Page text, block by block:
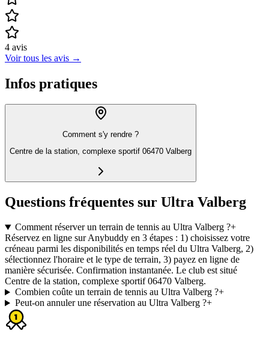
4 avis
Voir tous les avis →
Infos pratiques
Comment s'y rendre ?
Centre de la station, complexe sportif 06470 Valberg
Questions fréquentes sur Ultra Valberg
Comment réserver un terrain de tennis au Ultra Valberg ?+
Réservez en ligne sur Anybuddy en 3 étapes : 1) choisissez votre
créneau parmi les disponibilités en temps réel du Ultra Valberg, 2)
sélectionnez l'horaire et le type de terrain, 3) payez en ligne de
manière sécurisée. Confirmation instantanée. Le club est situé
Centre de la station, complexe sportif 06470 Valberg.
Combien coûte un terrain de tennis au Ultra Valberg ?+
Peut-on annuler une réservation au Ultra Valberg ?+